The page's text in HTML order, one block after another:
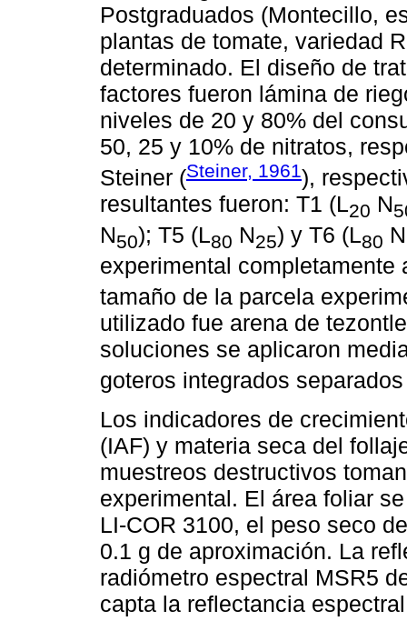
Postgraduados (Montecillo,
plantas de tomate, variedad
determinado. El diseño de
factores fueron lámina de
niveles de 20 y 80% del
50, 25 y 10% de nitratos,
Steiner (Steiner, 1961),
resultantes fueron: T1 (L20 N
N50); T5 (L80 N25) y T6 (L80 N
experimental
tamaño de la parcela
utilizado fue arena de
soluciones se aplicaron
goteros integrados
Los indicadores de
(IAF) y materia seca del
muestreos destructivos
experimental. El área foliar
LI-COR 3100, el peso seco
0.1 g de aproximación. La
radiómetro espectral MSR5
capta la reflectancia